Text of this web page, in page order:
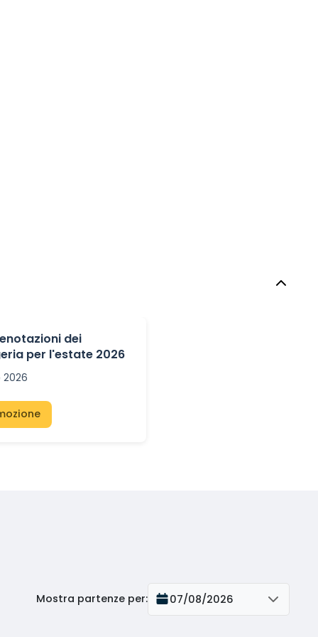
dei
per l'estate 2026
2026
Mostra partenze per: 07/08/2026